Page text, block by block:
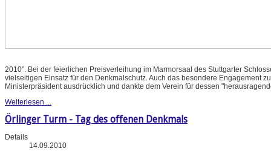
2010". Bei der feierlichen Preisverleihung im Marmorsaal des Stuttgarter
vielseitigen Einsatz für den Denkmalschutz. Auch das besondere Engagement
Ministerpräsident ausdrücklich und dankte dem Verein für dessen
Weiterlesen ...
Örlinger Turm - Tag des offenen Denkmals
Details
14.09.2010